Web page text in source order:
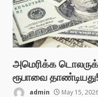
அமெரிக்க
ரூபாவை தாண்டியது!
admin May 15,